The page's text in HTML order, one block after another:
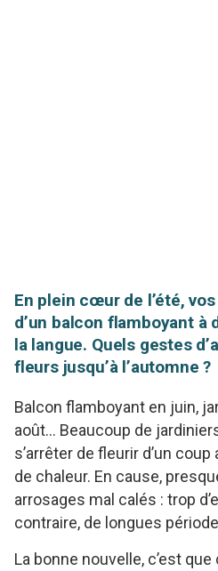
En plein cœur de l’été,
d’un balcon flamboyant
la langue. Quels gestes
fleurs jusqu’à l’automne ?
Balcon flamboyant en juin,
août… Beaucoup de
s’arrêter de fleurir d’un
de chaleur. En cause,
arrosages mal calés : trop
contraire, de longues
La bonne nouvelle, c’est